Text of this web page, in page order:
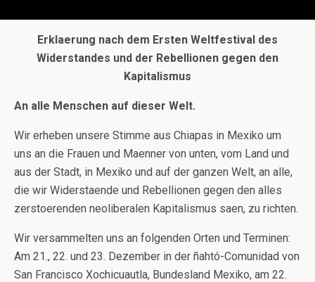
Erklaerung nach dem Ersten Weltfestival des
Widerstandes und der Rebellionen gegen den
Kapitalismus
An alle Menschen auf dieser Welt.
Wir erheben unsere Stimme aus Chiapas in Mexiko um
uns an die Frauen und Maenner von unten, vom Land und
aus der Stadt, in Mexiko und auf der ganzen Welt, an alle,
die wir Widerstaende und Rebellionen gegen den alles
zerstoerenden neoliberalen Kapitalismus saen, zu richten.
Wir versammelten uns an folgenden Orten und Terminen:
Am 21., 22. und 23. Dezember in der ñahtó-Comunidad von
San Francisco Xochicuautla, Bundesland Mexiko, am 22.